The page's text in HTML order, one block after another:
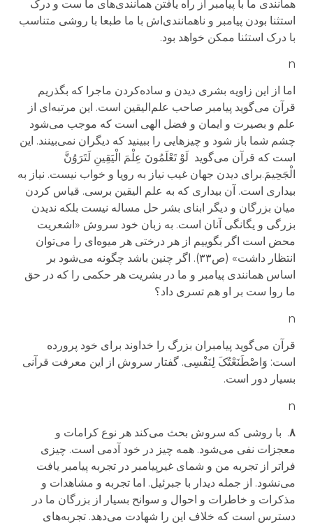
همانندی ما با پیامبر از راه یافتن همانندی‌های ما ست و درک
استثنا بودن پیامبر و ناهمانندی‌اش با ما طبعا با روشی متناسب
با درک استثنا ممکن خواهد بود.
n
اما از این زاویه بشری دیدن و ساده‌کردن ماجرا که بگذریم
قرآن می‌گوید پیامبر صاحب علم‌الیقین است. این مرتبه‌ای از
علم و بصیرت و ایمان و فضل الهی است که موجب می‌شود
چشم شما باز شود و چیزهایی را ببینید که دیگران نمی‌بینند. این
است که قرآن می‌گوید لَوْ تَعْلَمُونَ عِلْمَ الْیَقِینِ لَتَرَوُنَّ
الْجَحِیمَ.برای دیدن جهان غیب نیاز به رویا و خواب نیست. نیاز به
بیداری است. آن بیداری که به علم الیقین برسی. قیاس کردن
میان بزرگان و دیگر ابنای بشر حل مساله نیست بلکه ندیدن
بزرگی و یگانگی آنان است. به زبان خود سروش «اشعریت
محض است اگر بگوییم از هر درختی هر میوه‌ای را می‌توان
انتظار داشت» (ص۳۳). اگر چنین باشد چگونه می‌شود بر
اساس همانندی پیامبر و ما در بشریت هر حکمی را که در حق
ما روا ست بر او هم تسری داد؟
n
قرآن می‌گوید پیامبران بزرگ را خداوند برای خود پرورده
است: وَاصْطَنَعْتُکَ لِنَفْسِی. گفتار سروش از این معرفت قرآنی
بسیار دور است.
n
۸. با روشی که سروش بحث می‌کند هر نوع کرامات و
معجزات نفی می‌شود. همه چیز در خود آدمی است. چیزی
فراتر از تجربه من و شمای غیرپیامبر در تجربه پیامبر یافت
می‌نشود. از جمله دیدار با جبرئیل. اما تجربه و مشاهدات و
مذکرات و خاطرات و احوال و سوانح بسیار از بزرگان ما در
دسترس است که خلاف این را شهادت می‌دهد. تجربه‌های